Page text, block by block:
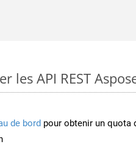
les API REST
de bord pour obtenir un quota